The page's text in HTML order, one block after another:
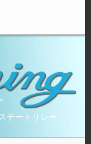
テートリレー